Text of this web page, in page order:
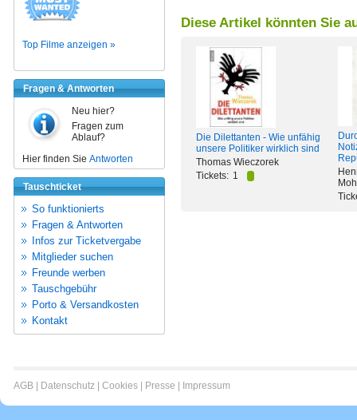
Top Filme anzeigen »
Fragen & Antworten
Neu hier?
Fragen zum
Ablauf?
Hier finden Sie Antworten
Tauschticket
So funktionierts
Fragen & Antworten
Infos zur Ticketvergabe
Mitglieder suchen
Freunde werben
Tauschgebühr
Porto & Versandkosten
Kontakt
Diese Artikel könnten Sie
Die Dilettanten - Wie unfähig
unsere Politiker wirklich sind
Thomas Wieczorek
Tickets: 1
AGB Datenschutz Cookies Presse Impressum